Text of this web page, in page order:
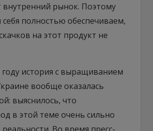
внутренний рынок. Поэтому
полностью обеспечиваем,
на этот продукт не
история с выращиванием
вообще оказалась
выяснилось, что
в этой теме очень сильно
Во время пресс-